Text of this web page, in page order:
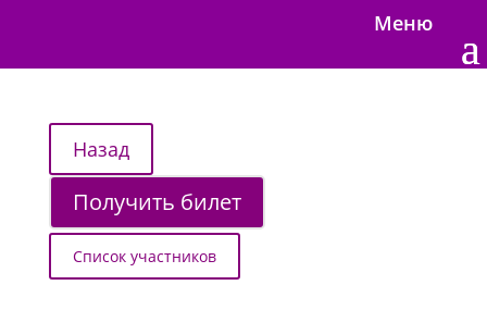
Меню
Получить билет
Список участников